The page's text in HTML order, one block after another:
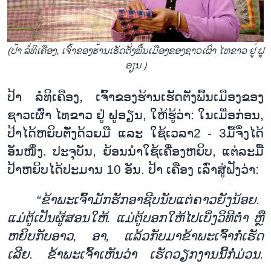
(ປ້າ ລໍ່​ທິ​ເຄືອງ, ເຈົ້າ​ຂ​ອງ​ຮ້ານ​ເຮັດຕັ່ງ​ພື້ນ​ເມືອງ​ຂອງ​ຊາວ​ເຜົ່າ ໄທ​ຂາວ ຢູ່ ຝູ
ອຽນ )
ປ້າ ລໍ່ທິເຄືອງ, ເຈົ້າຂອງຮ້ານເຮັດຕັ່ງພື້ນເມືອງຂອງ
ຊາວເຜົ່າ ໄທຂາວ ຢູ່ ຝູອຽນ, ໃຫ້ຮູວ່າ: ໃນເມື່ອກ່ອນ,
ປ້າໄດ້ຫຍິບຕັ່ງດ້ວຍມື ແລະ ໃຊ້ເວລາ2 - 3ມື້ຈຶ່ງໄດ້
ອັນໜຶ່ງ. ປະຈຸບັນ, ຍ້ອນນຳໃຊ້ເຄື່ອງຫຍິບ, ແຕ່ລະມື້
ປ້າຫຍິບໄດ້ປະມານ 10 ອັນ. ປ້າ ເຄືອງ ເລົ່າສູ່ຟັງວ່າ:
“ຂ້າພະເຈົ້າມັກຮັກອາຊີບນັບແຕ່ຄາວຍັງນ້ອຍ.
ແມ່ຕູ້ເປັນຜູ້ສອນໃຫ້. ແມ່ຕູ້ບອກໃຫ້ໄປເບິ່ງວິທີຕ່ຳ ຫຼື
ຫຍິບກັບອາວ, ອາ, ແລ້ວກັບມາຂ້າພະເຈົ້າກໍ່ເຮັດ
ເລີຍ. ຂ້າພະເຈົ້າເຫັນວ່າ ເຮັດວຽກງານນີ້ກໍ່ມ່ວນ.